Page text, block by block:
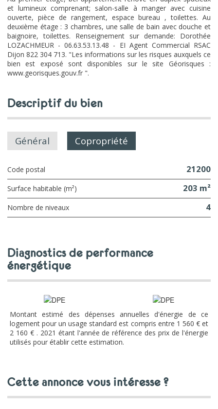
et lumineux comprenant; salon-salle à manger avec cuisine
ouverte, pièce de rangement, espace bureau , toilettes. Au
deuxième étage : 3 chambres, une salle de bain avec douche et
baignoire, toilettes. Renseignement sur demande: Dorothée
LOZACHMEUR - 06.63.53.13.48 - EI Agent Commercial RSAC
Dijon 822 304 713. "Les informations sur les risques auxquels ce
bien est exposé sont disponibles sur le site Géorisques :
www.georisques.gouv.fr ".
descriptif du bien
Général Copropriété
Code postal 21200
Surface habitable (m²) 203 m²
Nombre de niveaux 4
diagnostics de performance
énergétique
Montant estimé des dépenses annuelles d'énergie de ce
logement pour un usage standard est compris entre 1 560 € et
2 160 € . 2021 étant l'année de référence des prix de l'énergie
utilisés pour établir cette estimation.
cette annonce vous intéresse ?